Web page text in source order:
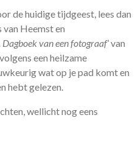
de huidige tijdgeest, lees dan
van Heemst en
van een fotograaf’ van
een heilzame
wat op je pad komt en
hebt gelezen.
wellicht nog eens